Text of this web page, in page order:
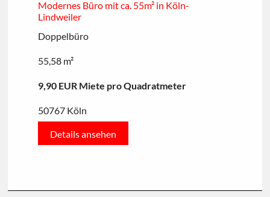
Modernes Büro mit ca. 55m² in Köln-
Lindweiler
Doppelbüro
55,58 m²
9,90 EUR Miete pro Quadratmeter
50767 Köln
Details ansehen